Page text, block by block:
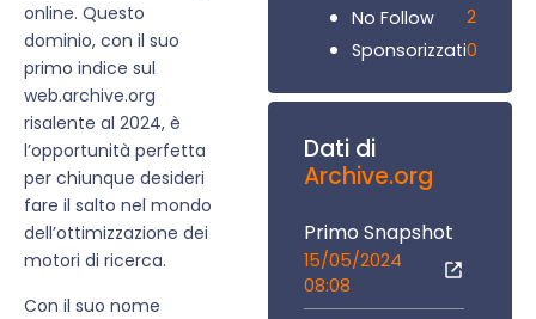
online. Questo
dominio, con il suo
primo indice sul
web.archive.org
risalente al 2024, è
l’opportunità perfetta
per chiunque desideri
fare il salto nel mondo
dell’ottimizzazione dei
motori di ricerca.
Con il suo nome
No Follow
2
Sponsorizzati0
Dati di
Archive.org
Primo Snapshot
15/05/2024
08:08